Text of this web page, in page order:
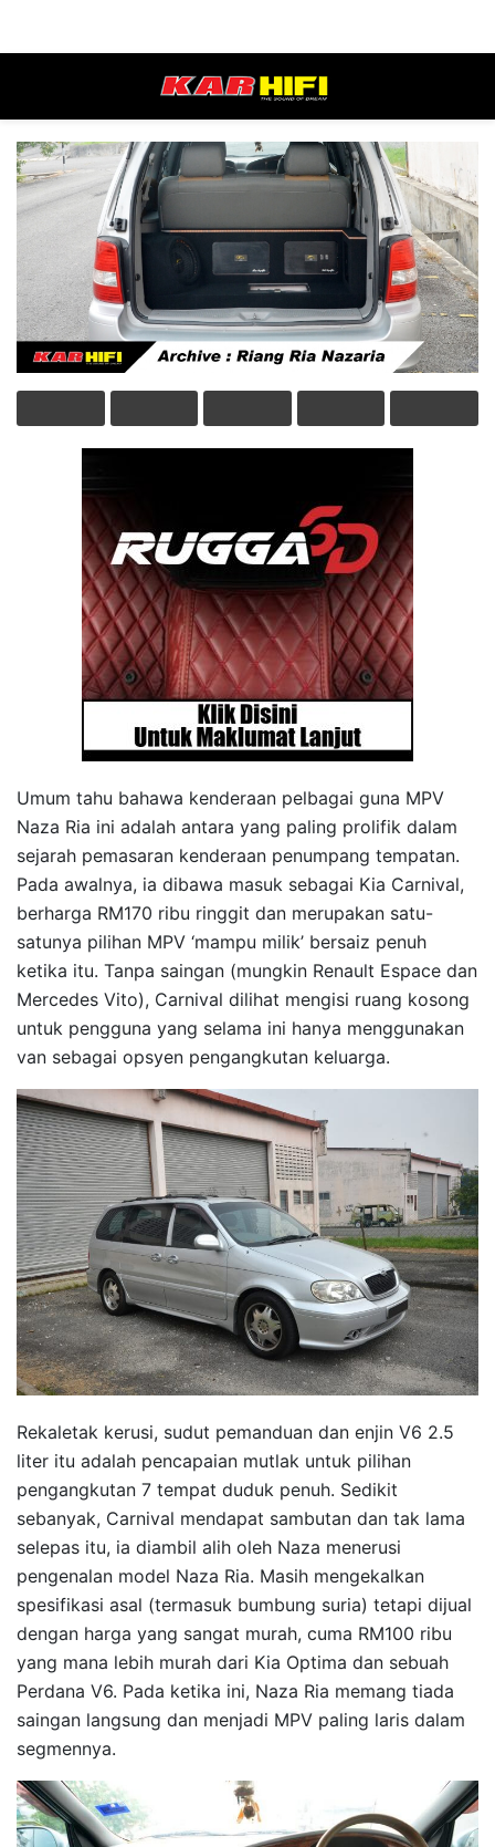
Umum tahu bahawa kenderaan pelbagai guna MPV
Naza Ria ini adalah antara yang paling prolifik dalam
sejarah pemasaran kenderaan penumpang tempatan.
Pada awalnya, ia dibawa masuk sebagai Kia Carnival,
berharga RM170 ribu ringgit dan merupakan satu-
satunya pilihan MPV ‘mampu milik’ bersaiz penuh
ketika itu. Tanpa saingan (mungkin Renault Espace dan
Mercedes Vito), Carnival dilihat mengisi ruang kosong
untuk pengguna yang selama ini hanya menggunakan
van sebagai opsyen pengangkutan keluarga.
Rekaletak kerusi, sudut pemanduan dan enjin V6 2.5
liter itu adalah pencapaian mutlak untuk pilihan
pengangkutan 7 tempat duduk penuh. Sedikit
sebanyak, Carnival mendapat sambutan dan tak lama
selepas itu, ia diambil alih oleh Naza menerusi
pengenalan model Naza Ria. Masih mengekalkan
spesifikasi asal (termasuk bumbung suria) tetapi dijual
dengan harga yang sangat murah, cuma RM100 ribu
yang mana lebih murah dari Kia Optima dan sebuah
Perdana V6. Pada ketika ini, Naza Ria memang tiada
saingan langsung dan menjadi MPV paling laris dalam
segmennya.